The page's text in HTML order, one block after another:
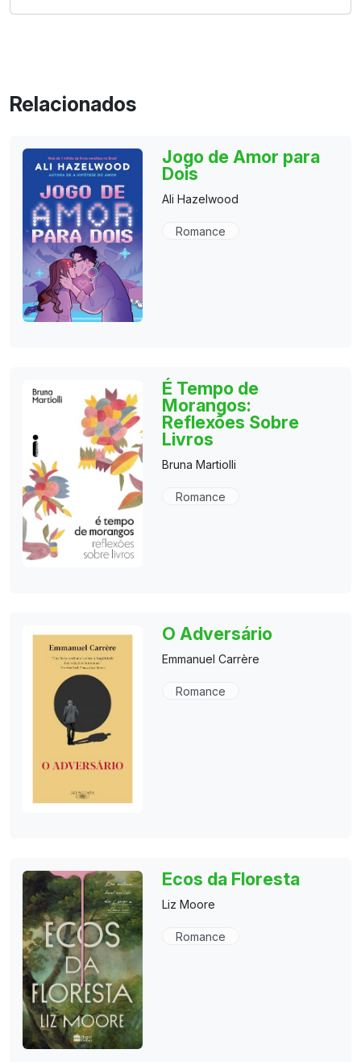
Relacionados
Jogo de Amor para
Dois
Ali Hazelwood
Romance
É Tempo de
Morangos:
Reflexões Sobre
Livros
Bruna Martiolli
Romance
O Adversário
Emmanuel Carrère
Romance
Ecos da Floresta
Liz Moore
Romance